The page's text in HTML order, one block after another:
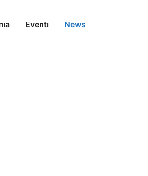
Eventi News